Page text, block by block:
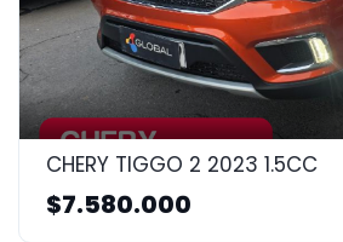
CHERY TIGGO 2 2023 1.5CC
$7.580.000